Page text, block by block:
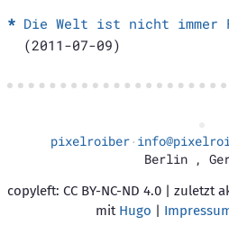
Die Welt ist nicht immer
(2011-07-09)
pixelroiber·
Berlin ,
copyleft: CC BY-NC-ND 4.0 | zuletzt
mit Hugo |